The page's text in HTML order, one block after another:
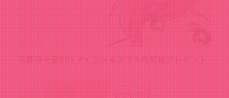
花園羽々里SNSアイコン＆スマホ用壁紙プレゼント